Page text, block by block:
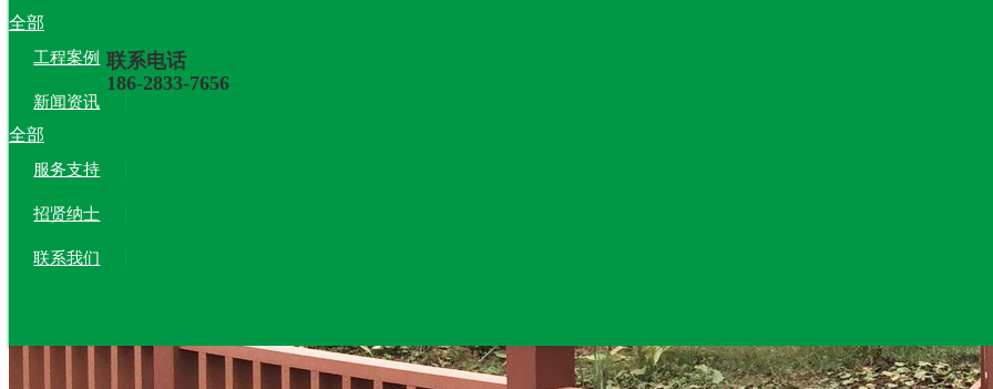
联系电话
186-2833-7656
全部
工程案例
新闻资讯
全部
服务支持
招贤纳士
联系我们